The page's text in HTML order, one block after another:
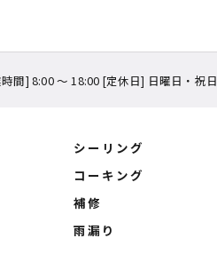
間] 8:00 ～ 18:00 [定休日] 日曜日・祝日
シーリング
コーキング
補修
雨漏り